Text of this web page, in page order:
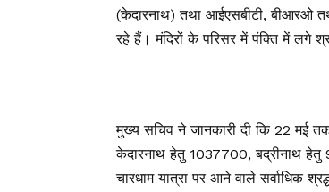
(केदारनाथ) तथा आईएसबीटी, बीआरओ
रहे हैं। मंदिरों के परिसर में पंक्ति में लगे
मुख्य सचिव ने जानकारी दी कि 22 मई
केदारनाथ हेतु 1037700, बद्रीनाथ
चारधाम यात्रा पर आने वाले सर्वाधिक